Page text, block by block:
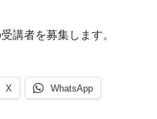
講者を募集します。
X WhatsApp